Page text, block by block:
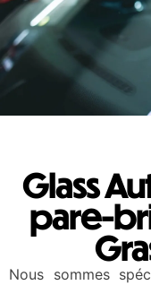
Glass
pare-
Nous sommes